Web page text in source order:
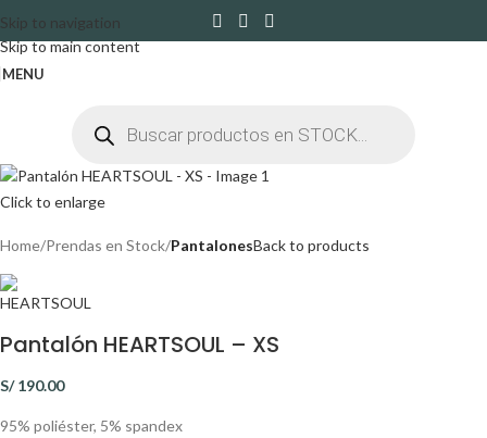
Skip to navigation
Skip to main content
MENU
Click to enlarge
Home Prendas en Stock PantalonesBack to products
Pantalón HEARTSOUL – XS
S/190.00
95% poliéster, 5% spandex